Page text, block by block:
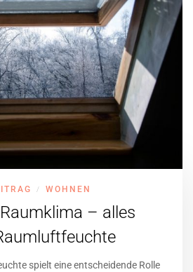
/ WOHNEN
– alles
spielt eine entscheidende Rolle